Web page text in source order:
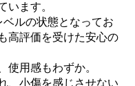
います。
ベルの状態となってお
高評価を受けた安心の
使用感もわずか。
、小傷を感じさせない